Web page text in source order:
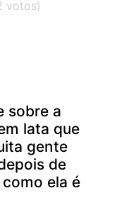
sobre a
lata que
gente
de
ela é